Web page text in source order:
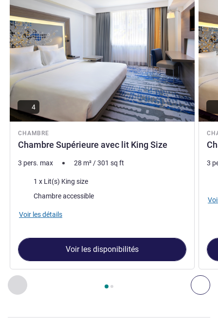
Précédent - Chambre
Page , Chambre 1 : Chambre Supérieure avec lit
CHAMBRE
Chambre Supérieure avec lit King Size
4
3 pers. max 28 m²/301 sq ft
Literie1 x Lit(s) King size
Chambre accessible
Voir les détails
Voir les disponibilités
3